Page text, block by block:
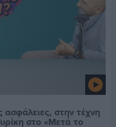
ασφάλειες, στην τέχνη
στο «Μετά το